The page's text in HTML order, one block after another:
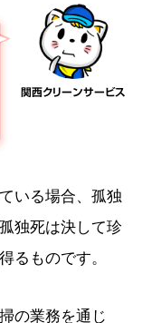
関西クリーンサービス
いる場合、孤独
独死は決して珍
るものです。
の業務を通じ